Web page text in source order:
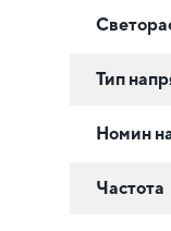
Тип
Номин
Частота